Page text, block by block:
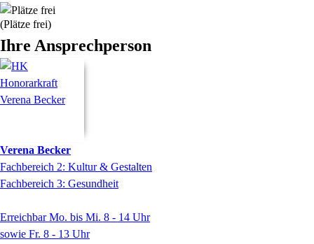
(Plätze frei)
Ihre Ansprechperson
Verena Becker
Fachbereich 2: Kultur & Gestalten
Fachbereich 3: Gesundheit
Erreichbar Mo. bis Mi. 8 - 14 Uhr
sowie Fr. 8 - 13 Uhr